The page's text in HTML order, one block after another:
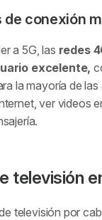
conexión
a 5G, las redes
excelente,
la mayoría de las
ver videos
televisión
televisión por